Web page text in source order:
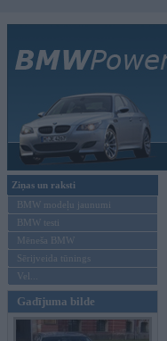
Ziņas un raksti
BMW modeļu jaunumi
BMW testi
Mēneša BMW
Sērijveida tūnings
Vel...
Gadījuma bilde